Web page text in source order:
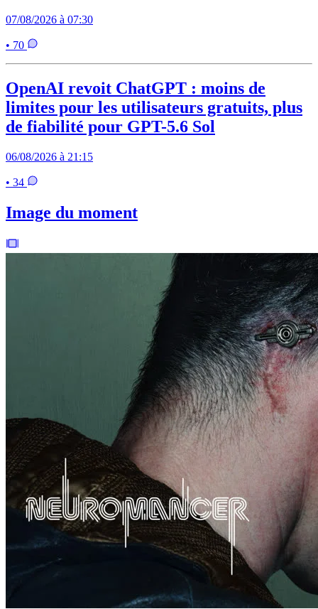
07/08/2026 à 07:30
• 70
OpenAI revoit ChatGPT : moins de
limites pour les utilisateurs gratuits, plus
de fiabilité pour GPT-5.6 Sol
06/08/2026 à 21:15
• 34
Image du moment